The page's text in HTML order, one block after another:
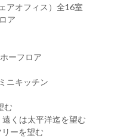
アオフィス）全16室
ア
ーフロア
ニキッチン
む
くは太平洋迄を望む
ーを望む